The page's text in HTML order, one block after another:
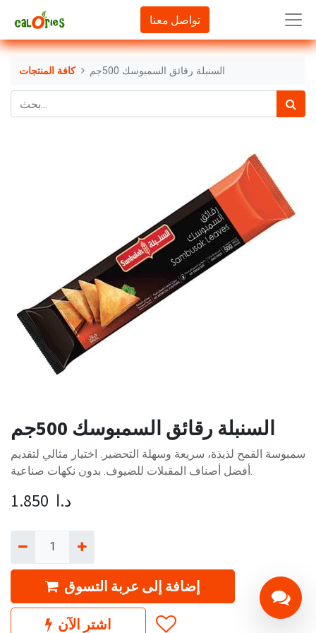
تواصل معنا
كافة المنتجات السنبلة رقائق السمبوسك 500جم
السنبلة رقائق السمبوسك 500جم
سمبوسة القمح لذيذة، سريعة وسهلة التحضير. اختيار مثالي لتقديم
أفضل أصناف المقبلات للضيوف. بدون نكهات صناعية.
1.850 د.ا
إضافة إلى عربة التسوق
اشترِ الآن